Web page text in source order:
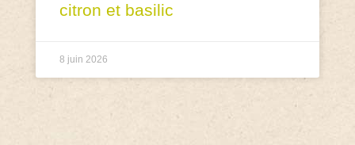
citron et basilic
8 juin 2026